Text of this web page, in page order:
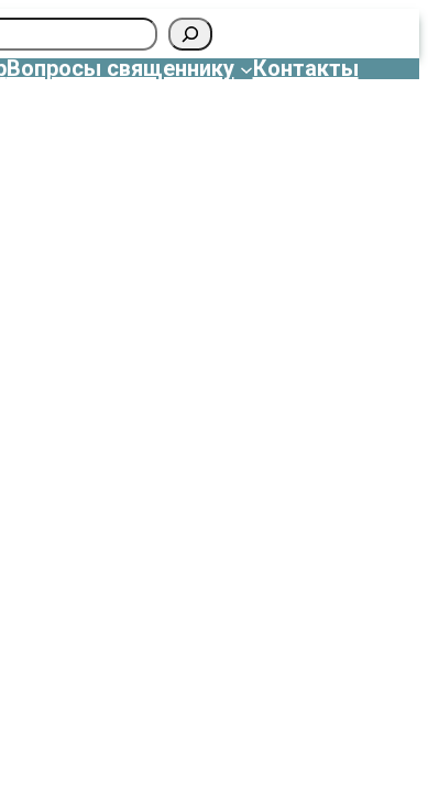
Вопросы священнику Контакты